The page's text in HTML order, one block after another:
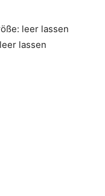
leer lassen
lassen